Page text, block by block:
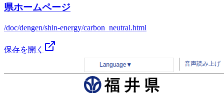
県ホームページ
/doc/dengen/shin-energy/carbon_neutral.html
保存を開く